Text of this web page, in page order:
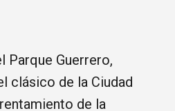
Parque Guerrero,
clásico de la Ciudad
de la